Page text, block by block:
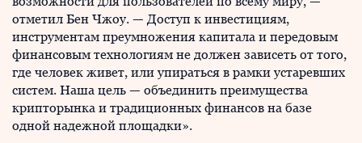
отметил Бен Чжоу. — Доступ к инвестициям,
инструментам преумножения капитала и передовым
финансовым технологиям не должен зависеть от того,
где человек живет, или упираться в рамки устаревших
систем. Наша цель — объединить преимущества
крипторынка и традиционных финансов на базе
одной надежной площадки».